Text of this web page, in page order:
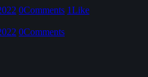
0Comments 1Like
0Comments